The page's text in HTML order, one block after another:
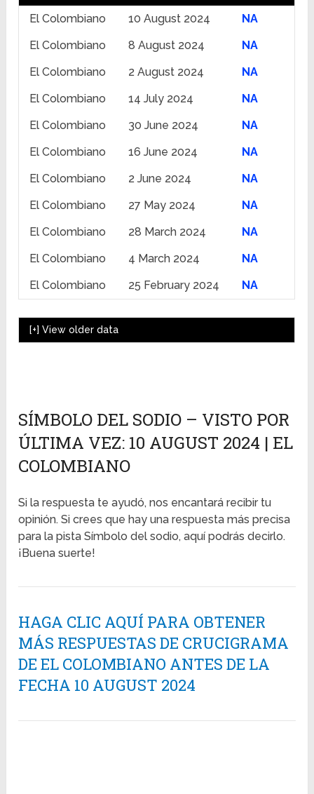
El Colombiano 10 August 2024
NA
El Colombiano
8 August 2024
NA
El Colombiano
2 August 2024
NA
El Colombiano
14 July 2024
NA
El Colombiano
30 June 2024
NA
El Colombiano
16 June 2024
NA
El Colombiano
2 June 2024
NA
El Colombiano
27 May 2024
NA
El Colombiano
28 March 2024
NA
El Colombiano
4 March 2024
NA
El Colombiano
25 February 2024 NA
[+]View older data
SÍMBOLO DEL SODIO – VISTO POR
ÚLTIMA VEZ: 10 AUGUST 2024 | EL
COLOMBIANO
Si la respuesta te ayudó, nos encantará recibir tu
opinión. Si crees que hay una respuesta más precisa
para la pista Símbolo del sodio, aquí podrás decirlo.
¡Buena suerte!
HAGA CLIC AQUÍ PARA OBTENER
MÁS RESPUESTAS DE CRUCIGRAMA
DE EL COLOMBIANO ANTES DE LA
FECHA 10 AUGUST 2024